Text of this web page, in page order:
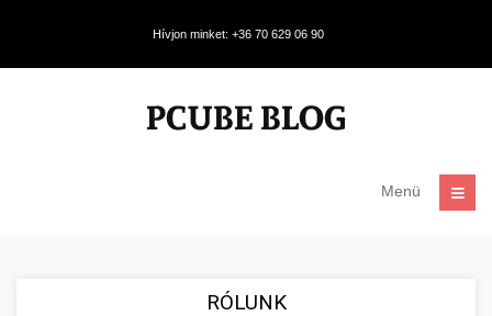
Hívjon minket: +36 70 629 06 90
Menü
RÓLUNK